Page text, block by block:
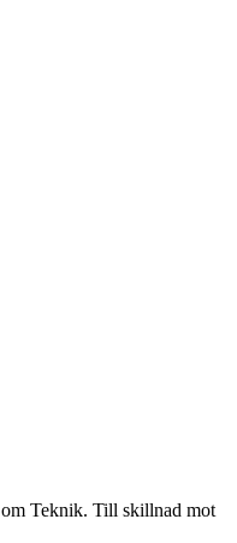
Teknik. Till skillnad mot